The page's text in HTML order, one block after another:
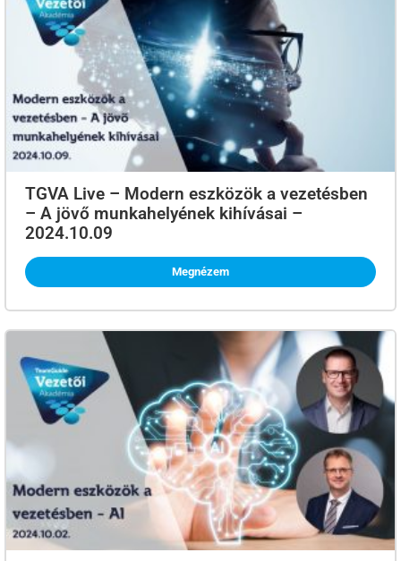
TGVA Live – Modern eszközök a vezetésben
– A jövő munkahelyének kihívásai –
2024.10.09
Megnézem